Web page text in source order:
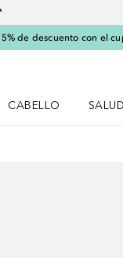
de descuento con el
CABELLO